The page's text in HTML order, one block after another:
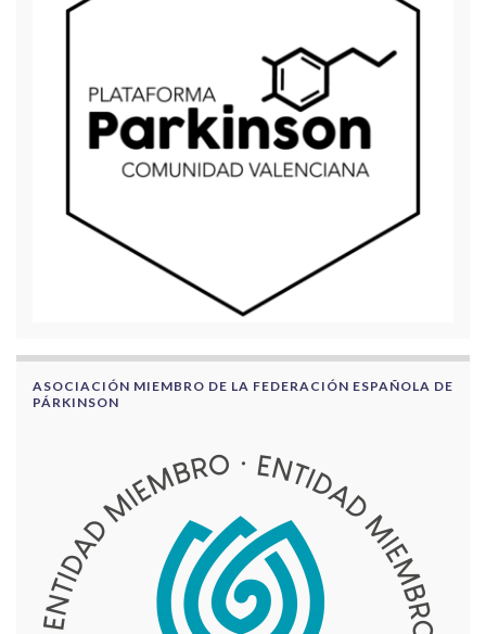
ASOCIACIÓN MIEMBRO DE LA FEDERACIÓN ESPAÑOLA DE
PÁRKINSON